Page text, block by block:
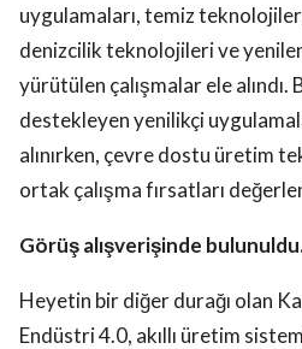
uygulamaları, temiz
denizcilik teknolojileri ve
yürütülen çalışmalar ele alındı.
destekleyen yenilikçi
alınırken, çevre dostu üretim
ortak çalışma fırsatları
Görüş alışverişinde
Heyetin bir diğer durağı olan
Endüstri 4.0, akıllı üretim